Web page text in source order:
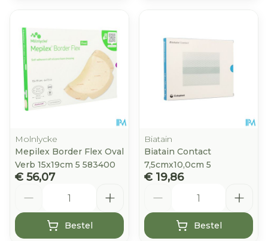
Molnlycke
Mepilex Border Flex Oval
Verb 15x19cm 5 583400
€ 56,07
Bestel
Biatain
Biatain Contact
7,5cmx10,0cm 5
€ 19,86
Bestel